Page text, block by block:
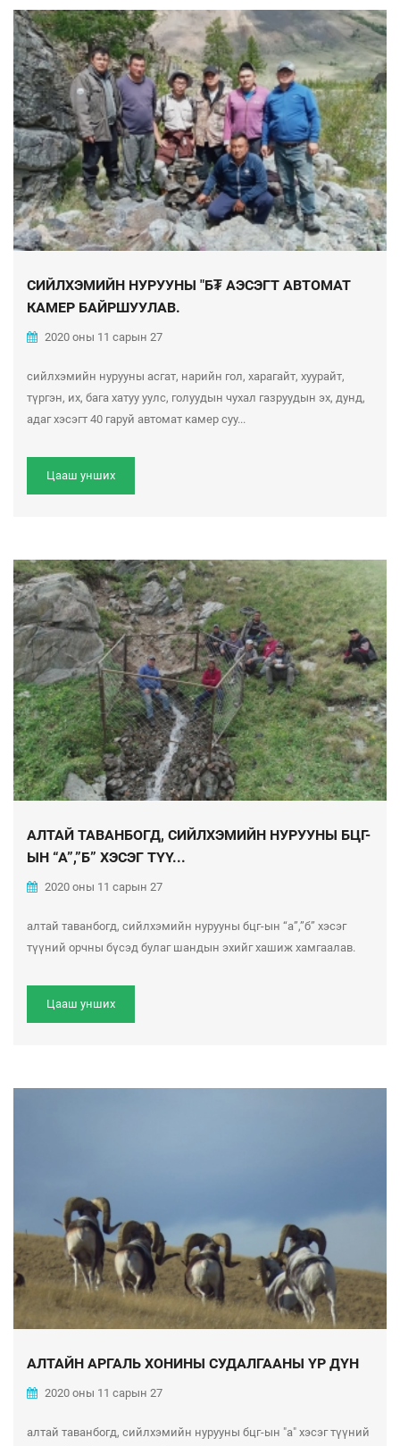
СИЙЛХЭМИЙН НУРУУНЫ "Б₮ АЭСЭГТ АВТОМАТ
КАМЕР БАЙРШУУЛАВ.
2020 оны 11 сарын 27
сийлхэмийн нурууны асгат, нарийн гол, харагайт, хуурайт,
түргэн, их, бага хатуу уулс, голуудын чухал газруудын эх, дунд,
адаг хэсэгт 40 гаруй автомат камер суу...
Цааш унших
АЛТАЙ ТАВАНБОГД, СИЙЛХЭМИЙН НУРУУНЫ БЦГ-
ЫН “А”,”Б” ХЭСЭГ ТҮҮ...
2020 оны 11 сарын 27
алтай таванбогд, сийлхэмийн нурууны бцг-ын “а”,”б” хэсэг
түүний орчны бүсэд булаг шандын эхийг хашиж хамгаалав.
Цааш унших
АЛТАЙН АРГАЛЬ ХОНИНЫ СУДАЛГААНЫ ҮР ДҮН
2020 оны 11 сарын 27
алтай таванбогд, сийлхэмийн нурууны бцг-ын "а" хэсэг түүний